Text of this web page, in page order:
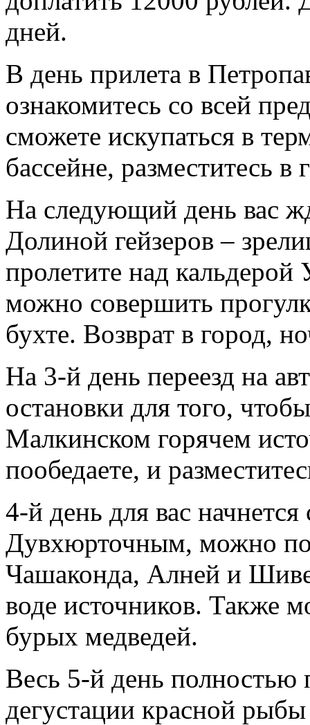
дней.
В день прилета в
ознакомитесь со всей
сможете искупаться в
бассейне, разместитесь в
На следующий день вас
Долиной гейзеров –
пролетите над
можно совершить
бухте. Возврат в город,
На 3-й день переезд на
остановки для того,
Малкинском горячем
пообедаете, и
4-й день для вас
Дувхюрточным, можно
Чашаконда, Алней и
воде источников. Также
бурых медведей.
Весь 5-й день полностью
дегустации красной